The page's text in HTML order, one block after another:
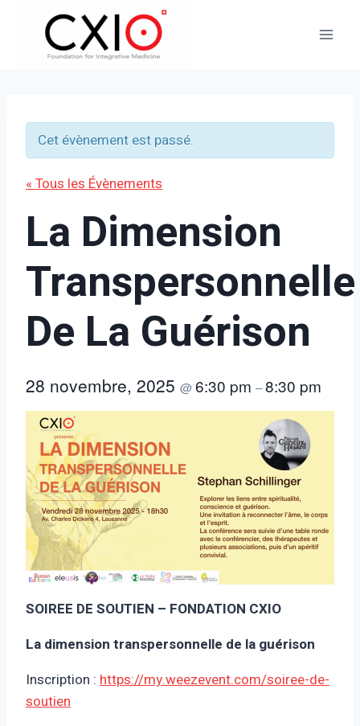
contenu
Cet évènement est passé.
« Tous les Évènements
La Dimension
Transpersonnelle
De La Guérison
28 novembre, 2025 @6:30 pm –8:30 pm
SOIREE DE SOUTIEN – FONDATION CXIO
La dimension transpersonnelle de la guérison
Inscription : https://my.weezevent.com/soiree-de-
soutien